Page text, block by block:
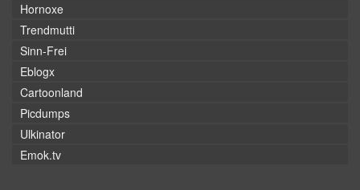
Hornoxe
Trendmutti
Sinn-Frei
Eblogx
Cartoonland
Picdumps
Ulkinator
Emok.tv